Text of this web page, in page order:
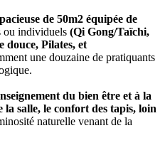
de 50m2 équipée de
ou individuels (Qi Gong/Taïchi,
douce, Pilates, et
une douzaine de pratiquants
du bien être et à la
la salle, le confort des tapis, loin
naturelle venant de la